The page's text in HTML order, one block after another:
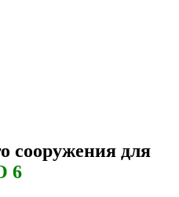
сооружения для
6